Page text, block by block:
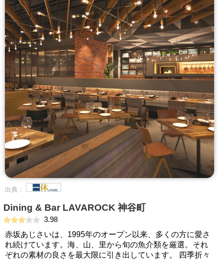
出典：
Dining & Bar LAVAROCK 神谷町
3.98
赤坂あじさいは、1995年のオープン以来、多くの方に愛さ
れ続けています。海、山、里から旬の魚介類を厳選。それ
ぞれの素材の良さを最大限に引き出しています。 四季折々